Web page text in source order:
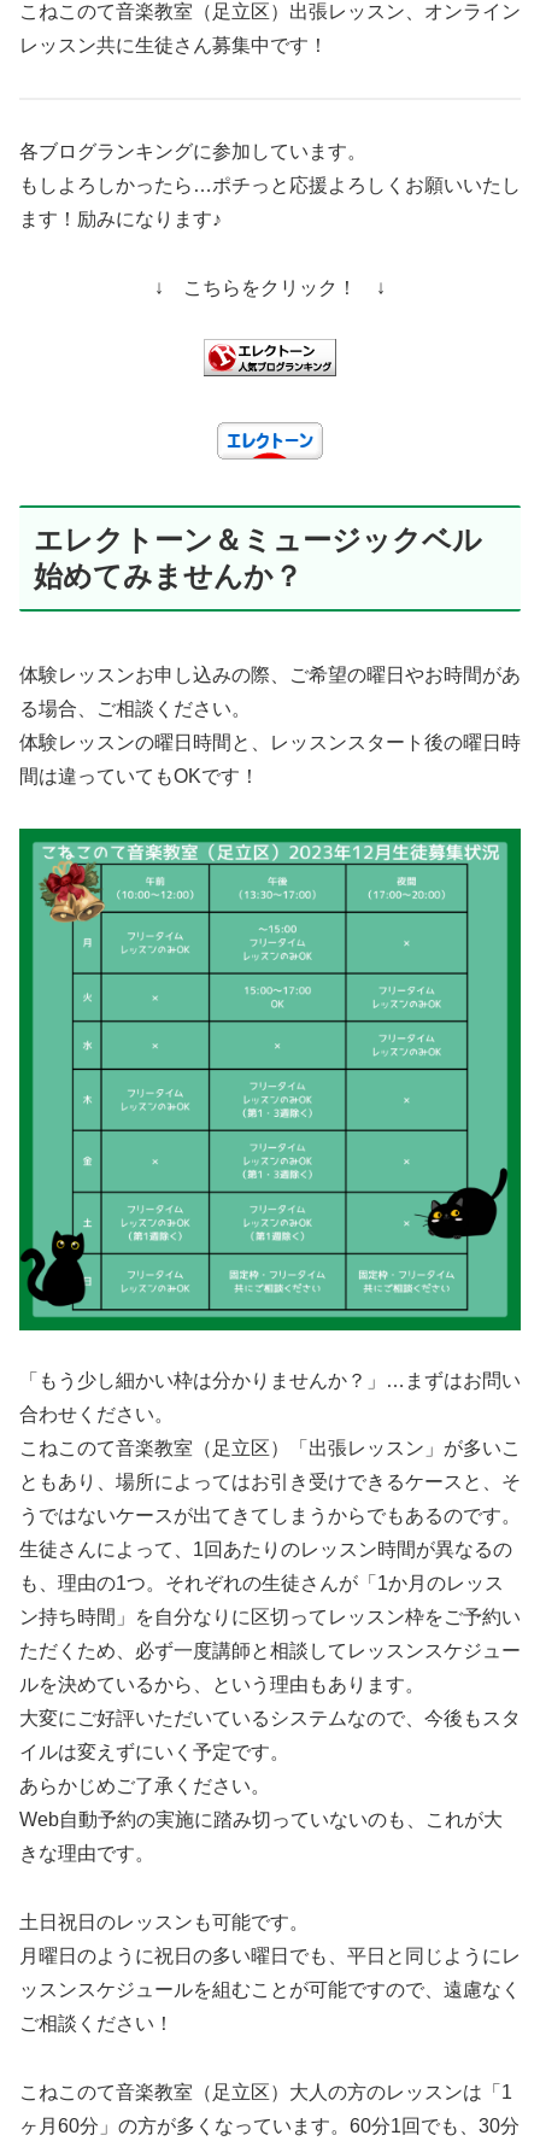
こねこのて音楽教室（足立区）出張レッスン、オンライン
レッスン共に生徒さん募集中です！
各ブログランキングに参加しています。
もしよろしかったら…ポチっと応援よろしくお願いいたし
ます！励みになります♪
↓ こちらをクリック！ ↓
エレクトーン＆ミュージックベル
始めてみませんか？
体験レッスンお申し込みの際、ご希望の曜日やお時間があ
る場合、ご相談ください。
体験レッスンの曜日時間と、レッスンスタート後の曜日時
間は違っていてもOKです！
「もう少し細かい枠は分かりませんか？」…まずはお問い
合わせください。
こねこのて音楽教室（足立区）「出張レッスン」が多いこ
ともあり、場所によってはお引き受けできるケースと、そ
うではないケースが出てきてしまうからでもあるのです。
生徒さんによって、1回あたりのレッスン時間が異なるの
も、理由の1つ。それぞれの生徒さんが「1か月のレッス
ン持ち時間」を自分なりに区切ってレッスン枠をご予約い
ただくため、必ず一度講師と相談してレッスンスケジュー
ルを決めているから、という理由もあります。
大変にご好評いただいているシステムなので、今後もスタ
イルは変えずにいく予定です。
あらかじめご了承ください。
Web自動予約の実施に踏み切っていないのも、これが大
きな理由です。
土日祝日のレッスンも可能です。
月曜日のように祝日の多い曜日でも、平日と同じようにレ
ッスンスケジュールを組むことが可能ですので、遠慮なく
ご相談ください！
こねこのて音楽教室（足立区）大人の方のレッスンは「1
ヶ月60分」の方が多くなっています。60分1回でも、30分